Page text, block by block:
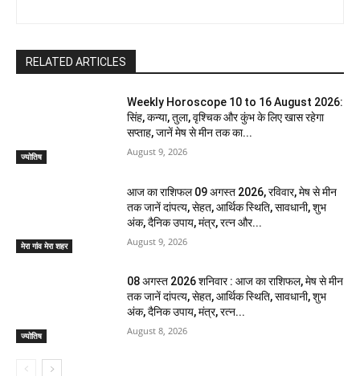
RELATED ARTICLES
ज्योतिष
Weekly Horoscope 10 to 16 August 2026:
सिंह, कन्या, तुला, वृश्चिक और कुंभ के लिए खास रहेगा
सप्ताह, जानें मेष से मीन तक का...
August 9, 2026
मेरा गांव मेरा शहर
आज का राशिफल 09 अगस्त 2026, रविवार, मेष से मीन
तक जानें दांपत्य, सेहत, आर्थिक स्थिति, सावधानी, शुभ
अंक, दैनिक उपाय, मंत्र, रत्न और...
August 9, 2026
ज्योतिष
08 अगस्त 2026 शनिवार : आज का राशिफल, मेष से मीन
तक जानें दांपत्य, सेहत, आर्थिक स्थिति, सावधानी, शुभ
अंक, दैनिक उपाय, मंत्र, रत्न...
August 8, 2026